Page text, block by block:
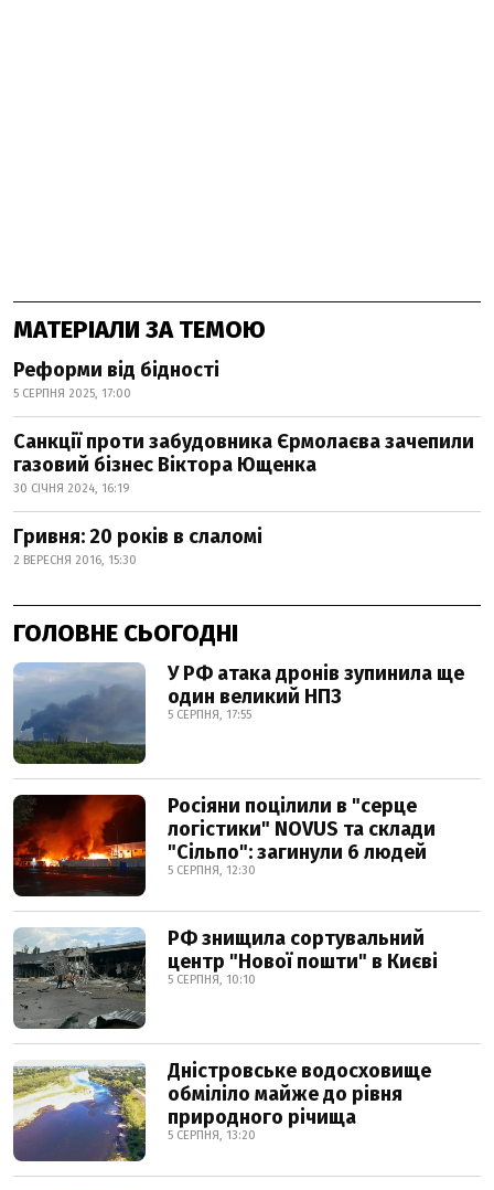
МАТЕРІАЛИ ЗА ТЕМОЮ
Реформи від бідності
5 СЕРПНЯ 2025, 17:00
Санкції проти забудовника Єрмолаєва зачепили
газовий бізнес Віктора Ющенка
30 СІЧНЯ 2024, 16:19
Гривня: 20 років в слаломі
2 ВЕРЕСНЯ 2016, 15:30
ГОЛОВНЕ СЬОГОДНІ
У РФ атака дронів зупинила ще
один великий НПЗ
5 СЕРПНЯ, 17:55
Росіяни поцілили в "серце
логістики" NOVUS та склади
"Сільпо": загинули 6 людей
5 СЕРПНЯ, 12:30
РФ знищила сортувальний
центр "Нової пошти" в Києві
5 СЕРПНЯ, 10:10
Дністровське водосховище
обміліло майже до рівня
природного річища
5 СЕРПНЯ, 13:20